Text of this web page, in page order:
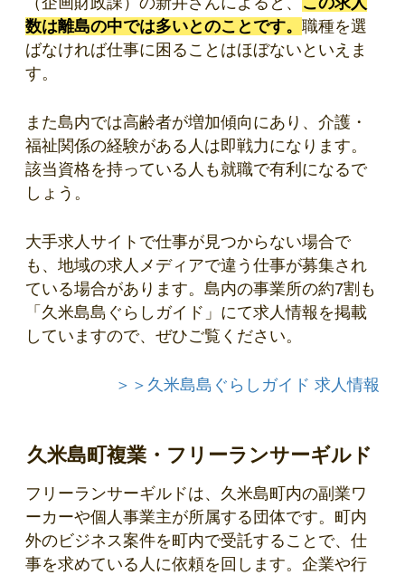
数は離島の中では多いとのことです。 職種を選
ばなければ仕事に困ることはほぼないといえま
す。
また島内では高齢者が増加傾向にあり、介護・
福祉関係の経験がある人は即戦力になります。
該当資格を持っている人も就職で有利になるで
しょう。
大手求人サイトで仕事が見つからない場合で
も、地域の求人メディアで違う仕事が募集され
ている場合があります。島内の事業所の約7割も
「久米島島ぐらしガイド」にて求人情報を掲載
していますので、ぜひご覧ください。
＞＞久米島島ぐらしガイド 求人情報
久米島町複業・フリーランサーギルド
フリーランサーギルドは、久米島町内の副業ワ
ーカーや個人事業主が所属する団体です。町内
外のビジネス案件を町内で受託することで、仕
事を求めている人に依頼を回します。企業や行